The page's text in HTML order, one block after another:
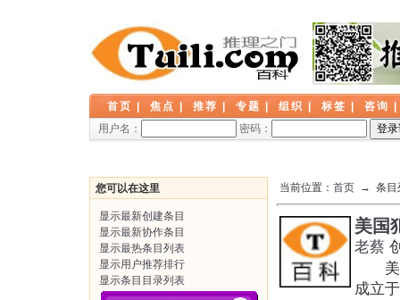
首页 焦点 推荐 专题 组织 标签 咨询
用户名：
密码：
您可以在这里
显示最新创建条目
显示最新协作条目
显示最热条目列表
显示用户推荐排行
显示条目目录列表
当前位置： 首页 → 条目
美国
老蔡
美国
成立